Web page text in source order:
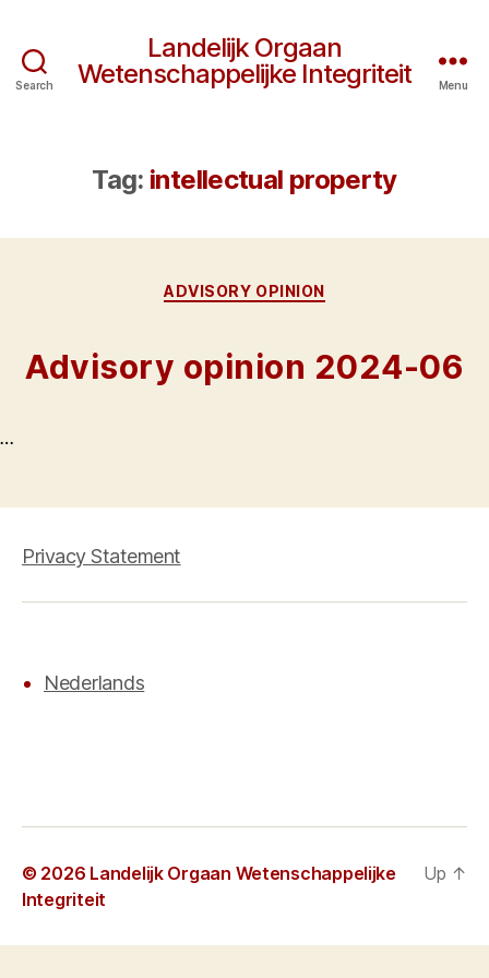
Search
Landelijk Orgaan
Wetenschappelijke Integriteit
Menu
Tag: intellectual property
Categories
ADVISORY OPINION
Advisory opinion 2024-06
…
Privacy Statement
Nederlands
© 2026 Landelijk Orgaan Wetenschappelijke
Integriteit
Up ↑